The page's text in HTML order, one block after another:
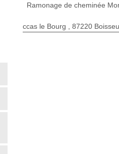
Ramonage de cheminée
ccas le Bourg , 87220